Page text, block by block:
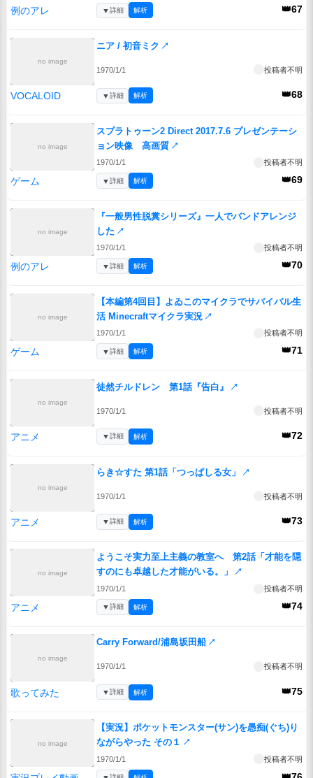
例のアレ 👑67
▼詳細 解析
no image
ニア / 初音ミク ↗
1970/1/1 投稿者不明
VOCALOID 👑68
▼詳細 解析
no image
スプラトゥーン2 Direct 2017.7.6 プレゼンテーシ
ョン映像 高画質 ↗
1970/1/1 投稿者不明
ゲーム 👑69
▼詳細 解析
no image
『一般男性脱糞シリーズ』一人でバンドアレンジ
した ↗
1970/1/1 投稿者不明
例のアレ 👑70
▼詳細 解析
no image
【本編第4回目】よゐこのマイクラでサバイバル生
活 Minecraftマイクラ実況 ↗
1970/1/1 投稿者不明
ゲーム 👑71
▼詳細 解析
no image
徒然チルドレン 第1話『告白』 ↗
1970/1/1 投稿者不明
アニメ 👑72
▼詳細 解析
no image
らき☆すた 第1話「つっぱしる女」 ↗
1970/1/1 投稿者不明
アニメ 👑73
▼詳細 解析
no image
ようこそ実力至上主義の教室へ 第2話「才能を隠
すのにも卓越した才能がいる。」
↗
1970/1/1 投稿者不明
アニメ 👑74
▼詳細 解析
no image
Carry Forward/浦島坂田船 ↗
1970/1/1 投稿者不明
歌ってみた 👑75
▼詳細 解析
no image
【実況】ポケットモンスター(サン)を愚痴(ぐち)り
ながらやった その１ ↗
1970/1/1 投稿者不明